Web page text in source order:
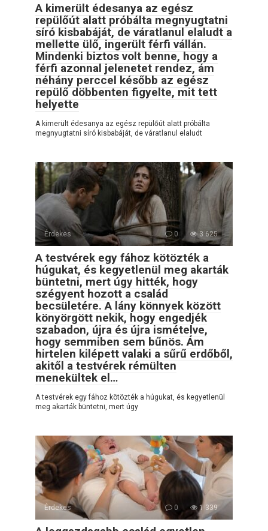
A kimerült édesanya az egész
repülőút alatt próbálta megnyugtatni
síró kisbabáját, de váratlanul elaludt a
mellette ülő, ingerült férfi vállán.
Mindenki biztos volt benne, hogy a
férfi azonnal jelenetet rendez, ám
néhány perccel később az egész
repülő döbbenten figyelte, mit tett
helyette
A kimerült édesanya az egész repülőút alatt próbálta
megnyugtatni síró kisbabáját, de váratlanul elaludt
Érdekes 0 3 625
A testvérek egy fához kötözték a
húgukat, és kegyetlenül meg akarták
büntetni, mert úgy hitték, hogy
szégyent hozott a család
becsületére. A lány könnyek között
könyörgött nekik, hogy engedjék
szabadon, újra és újra ismételve,
hogy semmiben sem bűnös. Ám
hirtelen kilépett valaki a sűrű erdőből,
akitől a testvérek rémülten
menekültek el…
A testvérek egy fához kötözték a húgukat, és kegyetlenül
meg akarták büntetni, mert úgy
Érdekes 0 1 339